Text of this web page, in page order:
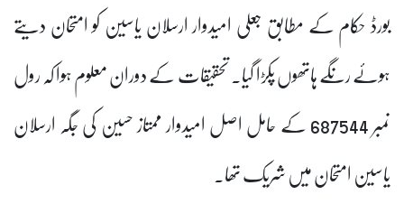
بورڈ حکام کے مطابق جعلی امیدوار ارسلان یاسین کو امتحان دیتے
ہوئے رنگے ہاتھوں پکڑا گیا۔ تحقیقات کے دوران معلوم ہوا کہ رول
نمبر 687544 کے حامل اصل امیدوار ممتاز حسین کی جگہ ارسلان
یاسین امتحان میں شریک تھا۔